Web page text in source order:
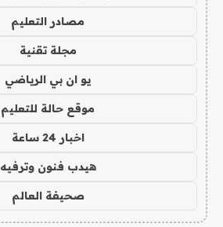
مصادر التعليم
مجلة تقنية
يو ان بي الرياضي
موقع حالة للتعليم
اخبار 24 ساعة
هيدب فنون وترفيه
صحيفة العالم